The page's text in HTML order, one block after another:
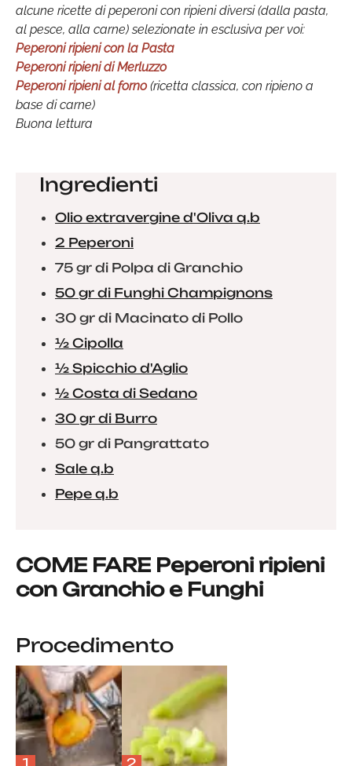
alcune ricette di peperoni con ripieni diversi (dalla pasta,
al pesce, alla carne) selezionate in esclusiva per voi:
Peperoni ripieni con la Pasta
Peperoni ripieni di Merluzzo
Peperoni ripieni al forno(ricetta classica, con ripieno a
base di carne)
Buona lettura
Ingredienti
Olio extravergine d'Oliva q.b
2 Peperoni
75 gr di Polpa di Granchio
50 gr di Funghi Champignons
30 gr di Macinato di Pollo
½ Cipolla
½ Spicchio d'Aglio
½ Costa di Sedano
30 gr di Burro
50 gr di Pangrattato
Sale q.b
Pepe q.b
COME FARE Peperoni ripieni
con Granchio e Funghi
Procedimento
1 2